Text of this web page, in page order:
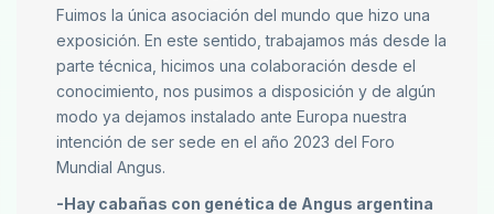
Fuimos la única asociación del mundo que hizo una
exposición. En este sentido, trabajamos más desde la
parte técnica, hicimos una colaboración desde el
conocimiento, nos pusimos a disposición y de algún
modo ya dejamos instalado ante Europa nuestra
intención de ser sede en el año 2023 del Foro
Mundial Angus.
-Hay cabañas con genética de Angus argentina